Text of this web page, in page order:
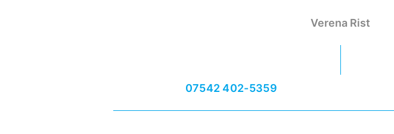
Verena Rist
07542 402-5359